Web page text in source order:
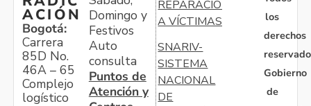
ACIÓN
Bogotá:
Carrera
85D No.
46A – 65
Complejo
logístico
Domingo y
Festivos
Auto
consulta
Puntos de
Atención y
REPARACIÓN
A VÍCTIMAS
SNARIV-
SISTEMA
NACIONAL
DE
los
derechos
Gobierno
de